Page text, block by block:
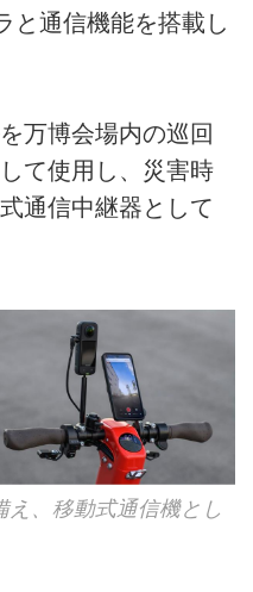
と通信機能を搭載し
万博会場内の巡回
て使用し、災害時
通信中継器として
、移動式通信機とし